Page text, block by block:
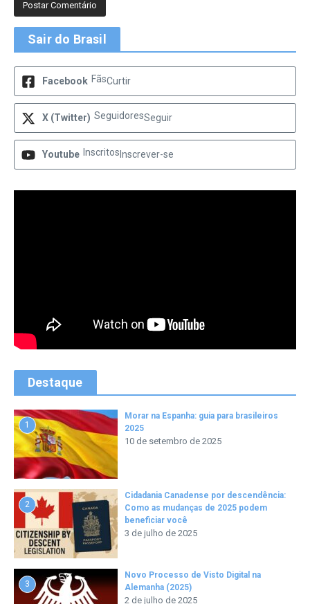
Sair do Brasil
Facebook FãsCurtir
X (Twitter) SeguidoresSeguir
Youtube Inscritos Inscrever-se
Destaque
1
Morar na Espanha: guia para brasileiros
2025
10 de setembro de 2025
2
Cidadania Canadense por descendência:
Como as mudanças de 2025 podem
beneficiar você
3 de julho de 2025
3
Novo Processo de Visto Digital na
Alemanha (2025)
2 de julho de 2025